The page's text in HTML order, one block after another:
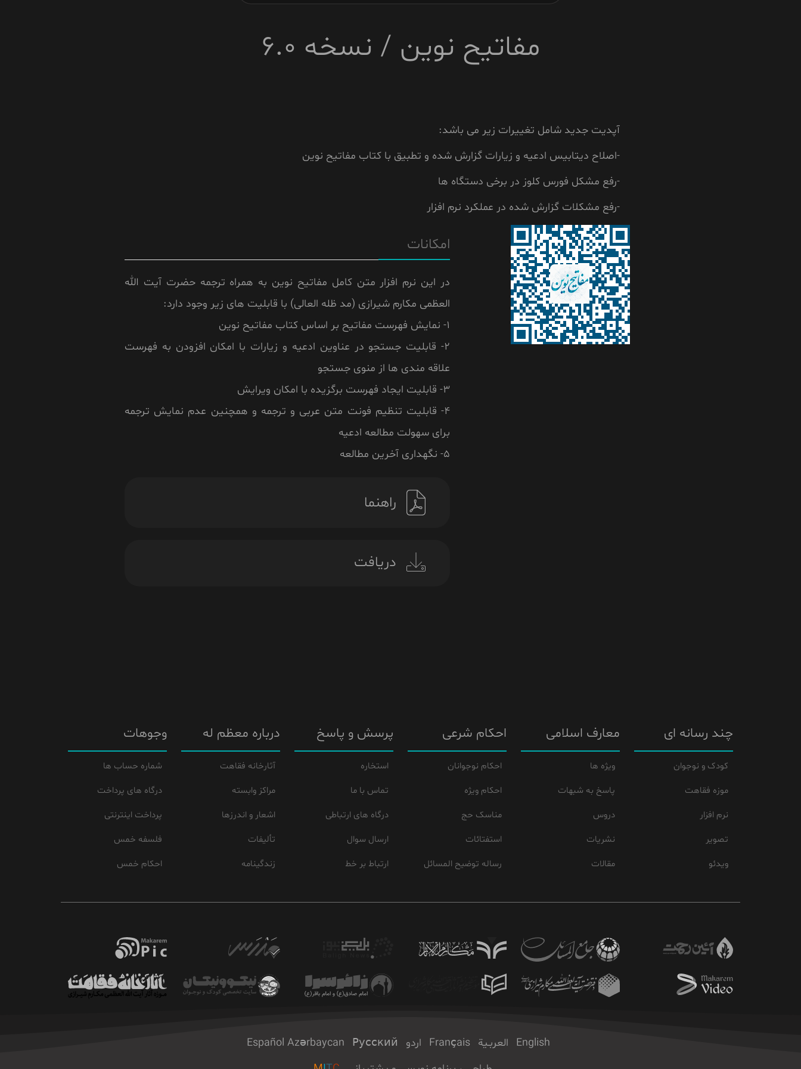
مفاتیح نوین / نسخه 6.0
آپدیت جدید شامل تغییرات زیر می باشد:
-اصلاح دیتابیس ادعیه و زیارات گزارش شده و تطبیق با کتاب مفاتیح نوین
-رفع مشکل فورس کلوز در برخی دستگاه ها
-رفع مشکلات گزارش شده در عملکرد نرم افزار
امکانات
در این نرم افزار متن کامل مفاتیح نوین به همراه ترجمه حضرت آیت الله
العظمی مکارم شیرازی (مد ظله العالی) با قابلیت های زیر وجود دارد:
1- نمایش فهرست مفاتیح بر اساس کتاب مفاتیح نوین
2- قابلیت جستجو در عناوین ادعیه و زیارات با امکان افزودن به فهرست
علاقه مندی ها از منوی جستجو
3- قابلیت ایجاد فهرست برگزیده با امکان ویرایش
4- قابلیت تنظیم فونت متن عربی و ترجمه و همچنین عدم نمایش ترجمه
برای سهولت مطالعه ادعیه
5- نگهداری آخرین مطالعه
راهنما
دریافت
چند رسانه ای
کودک و نوجوان
موزه فقاهت
نرم افزار
تصویر
ویدئو
معارف اسلامی
ویژه ها
پاسخ به شبهات
دروس
نشریات
مقالات
احکام شرعی
احکام نوجوانان
احکام ویژه
مناسک حج
استفتائات
رساله توضیح المسائل
پرسش و پاسخ
استخاره
تماس با ما
درگاه های ارتباطی
ارسال سوال
ارتباط بر خط
درباره معظم له
آثارخانه فقاهت
مراکز وابسته
اشعار و اندرزها
تألیفات
زندگینامه
وجوهات
شماره حساب ها
درگاه های پرداخت
پرداخت اینترنتی
فلسفه خمس
احکام خمس
English العربـیة Français اردو Русский
Azərbaycan
Español